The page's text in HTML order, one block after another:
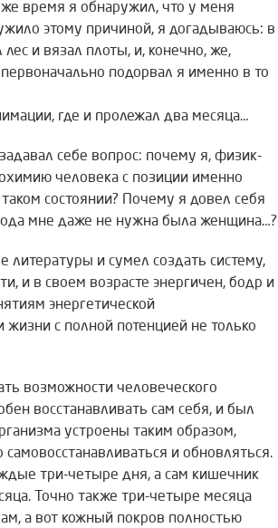
время я обнаружил, что у меня
этому причиной, я догадываюсь: в
и вязал плоты, и, конечно, же,
подорвал я именно в то
где и пролежал два месяца…
себе вопрос: почему я, физик-
человека с позиции именно
состоянии? Почему я довел себя
мне даже не нужна была женщина…?
литературы и сумел создать систему,
и в своем возрасте энергичен, бодр и
энергетической
с полной потенцией не только
возможности человеческого
восстанавливать сам себя, и был
устроены таким образом,
и обновляться.
три-четыре дня, а сам кишечник
Точно также три-четыре месяца
а вот кожный покров полностью